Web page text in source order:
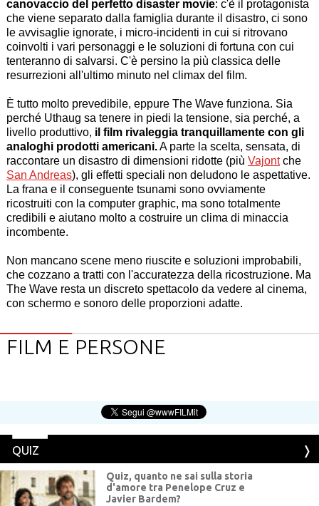
canovaccio del perfetto disaster movie: c'è il protagonista
che viene separato dalla famiglia durante il disastro, ci sono
le avvisaglie ignorate, i micro-incidenti in cui si ritrovano
coinvolti i vari personaggi e le soluzioni di fortuna con cui
tenteranno di salvarsi. C'è persino la più classica delle
resurrezioni all'ultimo minuto nel climax del film.
È tutto molto prevedibile, eppure The Wave funziona. Sia
perché Uthaug sa tenere in piedi la tensione, sia perché, a
livello produttivo, il film rivaleggia tranquillamente con gli
analoghi prodotti americani.A parte la scelta, sensata, di
raccontare un disastro di dimensioni ridotte (più Vajontche
San Andreas), gli effetti speciali non deludono le aspettative.
La frana e il conseguente tsunami sono ovviamente
ricostruiti con la computer graphic, ma sono totalmente
credibili e aiutano molto a costruire un clima di minaccia
incombente.
Non mancano scene meno riuscite e soluzioni improbabili,
che cozzano a tratti con l'accuratezza della ricostruzione. Ma
The Wave resta un discreto spettacolo da vedere al cinema,
con schermo e sonoro delle proporzioni adatte.
FILM E PERSONE
QUIZ
Quiz, quanto ne sai sulla storia
d'amore tra Penelope Cruz e
Javier Bardem?